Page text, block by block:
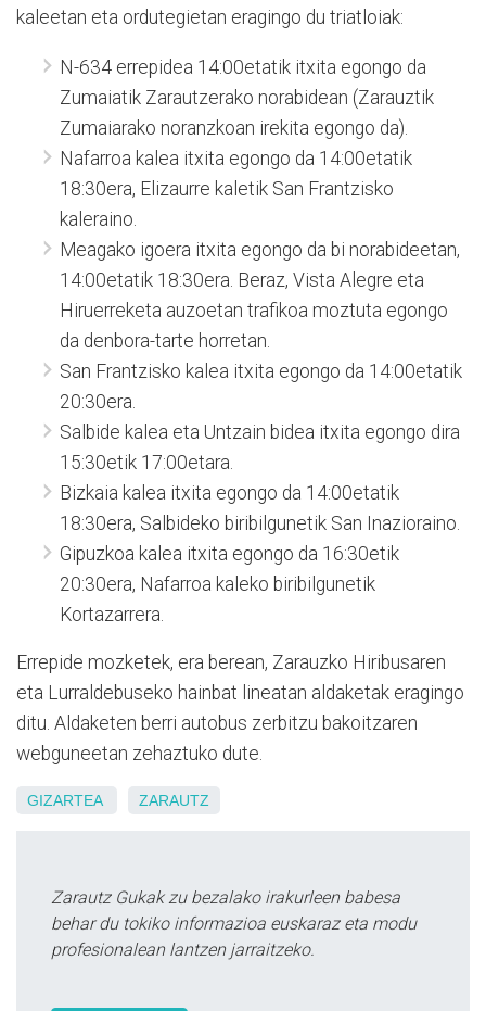
kaleetan eta ordutegietan eragingo du triatloiak:
N-634 errepidea 14:00etatik itxita egongo da
Zumaiatik Zarautzerako norabidean (Zarauztik
Zumaiarako noranzkoan irekita egongo da).
Nafarroa kalea itxita egongo da 14:00etatik
18:30era, Elizaurre kaletik San Frantzisko
kaleraino.
Meagako igoera itxita egongo da bi norabideetan,
14:00etatik 18:30era. Beraz, Vista Alegre eta
Hiruerreketa auzoetan trafikoa moztuta egongo
da denbora-tarte horretan.
San Frantzisko kalea itxita egongo da 14:00etatik
20:30era.
Salbide kalea eta Untzain bidea itxita egongo dira
15:30etik 17:00etara.
Bizkaia kalea itxita egongo da 14:00etatik
18:30era, Salbideko biribilgunetik San Inazioraino.
Gipuzkoa kalea itxita egongo da 16:30etik
20:30era, Nafarroa kaleko biribilgunetik
Kortazarrera.
Errepide mozketek, era berean, Zarauzko Hiribusaren
eta Lurraldebuseko hainbat lineatan aldaketak eragingo
ditu. Aldaketen berri autobus zerbitzu bakoitzaren
webguneetan zehaztuko dute.
GIZARTEA ZARAUTZ
Zarautz Gukak zu bezalako irakurleen babesa
behar du tokiko informazioa euskaraz eta modu
profesionalean lantzen jarraitzeko.